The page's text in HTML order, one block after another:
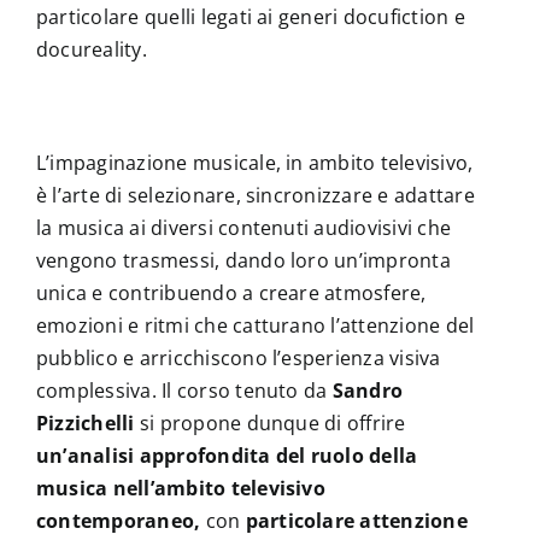
particolare quelli legati ai generi docufiction e
docureality.
L’impaginazione musicale, in ambito televisivo,
è l’arte di selezionare, sincronizzare e adattare
la musica ai diversi contenuti audiovisivi che
vengono trasmessi, dando loro un’impronta
unica e contribuendo a creare atmosfere,
emozioni e ritmi che catturano l’attenzione del
pubblico e arricchiscono l’esperienza visiva
complessiva. Il corso tenuto da Sandro
Pizzichelli si propone dunque di offrire
un’analisi approfondita del ruolo della
musica nell’ambito televisivo
contemporaneo, con particolare attenzione